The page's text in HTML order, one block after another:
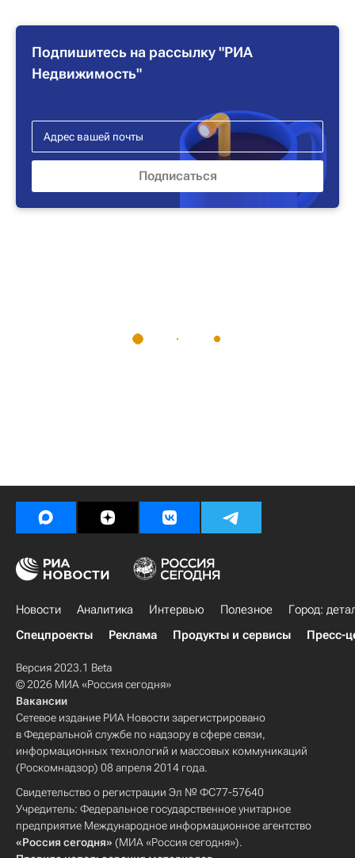
Подпишитесь на рассылку "РИА
Недвижимость"
Новости Аналитика Интервью Полезное
Город:
Спецпроекты
Реклама Продукты и сервисы Пресс-
Версия 2023.1 Beta
© 2026 МИА «Россия сегодня»
Вакансии
Сетевое издание РИА Новости зарегистрировано
в Федеральной службе по надзору в сфере связи,
информационных технологий и массовых коммуникаций
(Роскомнадзор) 08 апреля 2014 года.
Свидетельство о регистрации Эл № ФС77-57640
Учредитель: Федеральное государственное унитарное
предприятие Международное информационное агентство
«Россия сегодня» (МИА «Россия сегодня»).